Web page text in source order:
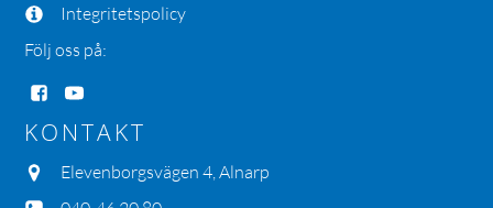
Integritetspolicy
Följ oss på:
KONTAKT
Elevenborgsvägen 4, Alnarp